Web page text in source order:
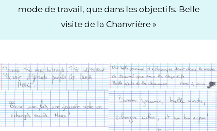
mode de travail, que dans les objectifs. Belle
visite de la Chanvrière »